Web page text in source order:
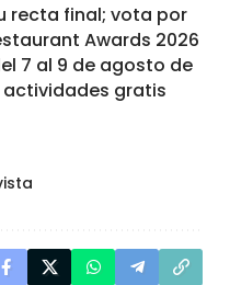
recta final; vota por
Awards 2026
7 al 9 de agosto de
gratis